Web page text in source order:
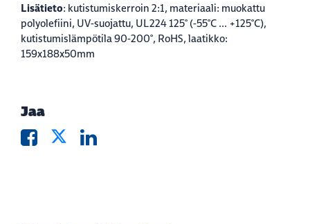
Lisätieto: kutistumiskerroin 2:1, materiaali: muokattu
polyolefiini, UV-suojattu, UL224 125° (-55°C ... +125°C),
kutistumislämpötila 90-200°, RoHS, laatikko:
159x188x50mm
Jaa